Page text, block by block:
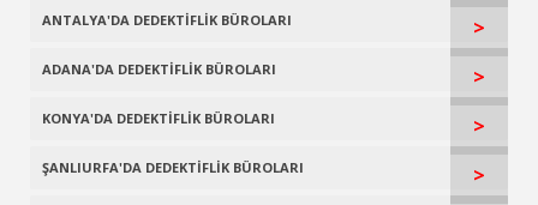
ANTALYA'DA DEDEKTİFLİK BÜROLARI >
ADANA'DA DEDEKTİFLİK BÜROLARI >
KONYA'DA DEDEKTİFLİK BÜROLARI >
ŞANLIURFA'DA DEDEKTİFLİK BÜROLARI >